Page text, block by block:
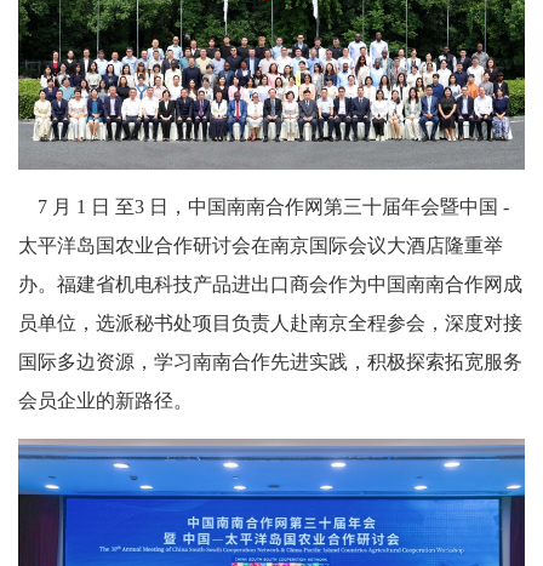
7 月 1 日 至3 日，中国南南合作网第三十届年会暨中国 -
太平洋岛国农业合作研讨会在南京国际会议大酒店隆重举
办。福建省机电科技产品进出口商会作为中国南南合作网 成
员单位， 选派秘书处项目负责人 赴南京全程参会，深度对接
国际多边资源，学习南南合作先进实践， 积极探索拓宽服务
会员企业的新路径。